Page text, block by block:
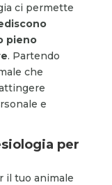
ci permette
pieno
. Partendo
che
e
per
il tuo animale